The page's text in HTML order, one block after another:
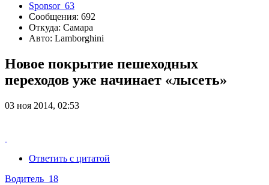
Sponsor_63
Сообщения: 692
Откуда: Самара
Авто: Lamborghini
Новое покрытие пешеходных
переходов уже начинает «лысеть»
03 ноя 2014, 02:53
Ответить с цитатой
Водитель_18